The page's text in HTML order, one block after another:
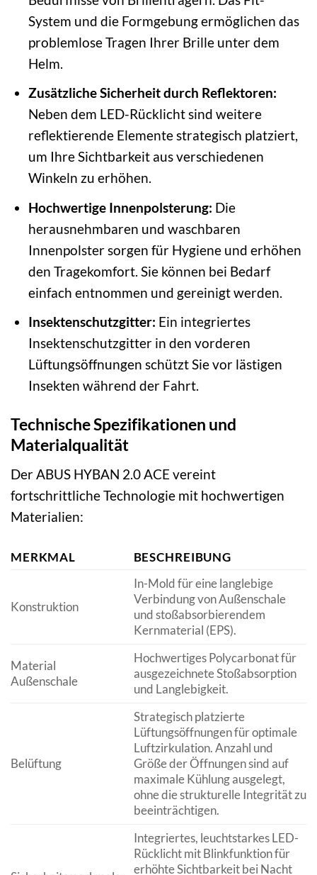
System und die Formgebung ermöglichen das
problemlose Tragen Ihrer Brille unter dem
Helm.
Zusätzliche Sicherheit durch Reflektoren:
Neben dem LED-Rücklicht sind weitere
reflektierende Elemente strategisch platziert,
um Ihre Sichtbarkeit aus verschiedenen
Winkeln zu erhöhen.
Hochwertige Innenpolsterung: Die
herausnehmbaren und waschbaren
Innenpolster sorgen für Hygiene und erhöhen
den Tragekomfort. Sie können bei Bedarf
einfach entnommen und gereinigt werden.
Insektenschutzgitter: Ein integriertes
Insektenschutzgitter in den vorderen
Lüftungsöffnungen schützt Sie vor lästigen
Insekten während der Fahrt.
Technische Spezifikationen und
Materialqualität
Der ABUS HYBAN 2.0 ACE vereint
fortschrittliche Technologie mit hochwertigen
Materialien:
MERKMAL BESCHREIBUNG
Konstruktion
In-Mold für eine langlebige
Verbindung von Außenschale
und stoßabsorbierendem
Kernmaterial (EPS).
Material
Außenschale
Hochwertiges Polycarbonat für
ausgezeichnete Stoßabsorption
und Langlebigkeit.
Belüftung
Strategisch platzierte
Lüftungsöffnungen für optimale
Luftzirkulation. Anzahl und
Größe der Öffnungen sind auf
maximale Kühlung ausgelegt,
ohne die strukturelle Integrität zu
beeinträchtigen.
Integriertes, leuchtstarkes LED-
Rücklicht mit Blinkfunktion für
erhöhte Sichtbarkeit bei Nacht